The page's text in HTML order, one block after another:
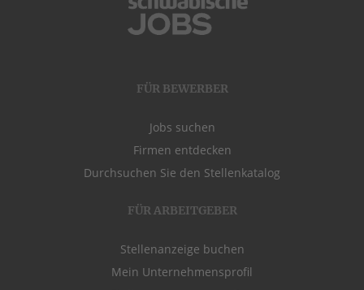
FÜR BEWERBER
Jobs suchen
Firmen entdecken
Durchsuchen Sie den Stellenkatalog
FÜR ARBEITGEBER
Stellenanzeige buchen
Mein Unternehmensprofil